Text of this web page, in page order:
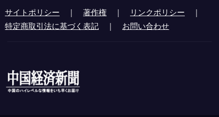
サイトポリシー ｜ 著作権 ｜ リンクポリシー ｜
特定商取引法に基づく表記 ｜ お問い合わせ